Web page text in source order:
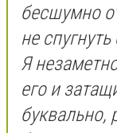
бесшумно
не
Я
его и
буквально,